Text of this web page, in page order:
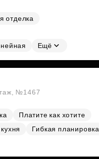
отделка
Ещё
№1467
Платите как хотите
Гибкая планировка